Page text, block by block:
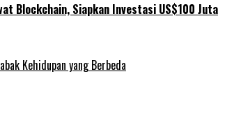
Blockchain, Siapkan Investasi US$100 Juta
Kehidupan yang Berbeda